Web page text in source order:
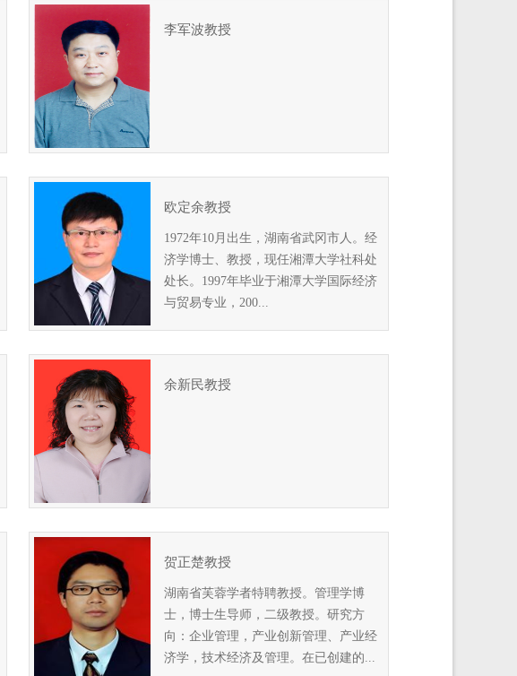
李军波教授
欧定余教授
1972年10月出生，湖南省武冈市人。经
济学博士、教授，现任湘潭大学社科处
处长。1997年毕业于湘潭大学国际经济
与贸易专业，200...
余新民教授
贺正楚教授
湖南省芙蓉学者特聘教授。管理学博
士，博士生导师，二级教授。研究方
向：企业管理，产业创新管理、产业经
济学，技术经济及管理。在已创建的...